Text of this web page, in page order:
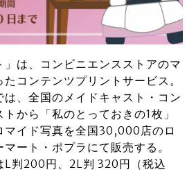
」は、コンビニエンスストアのマ
コンテンツプリントサービス。
、全国のメイドキャスト・コン
から「私のとっておきの1枚」
マイド写真を全国30,000店のロ
ート・ポプラにて販売する。
L判200円、2L判 320円（税込